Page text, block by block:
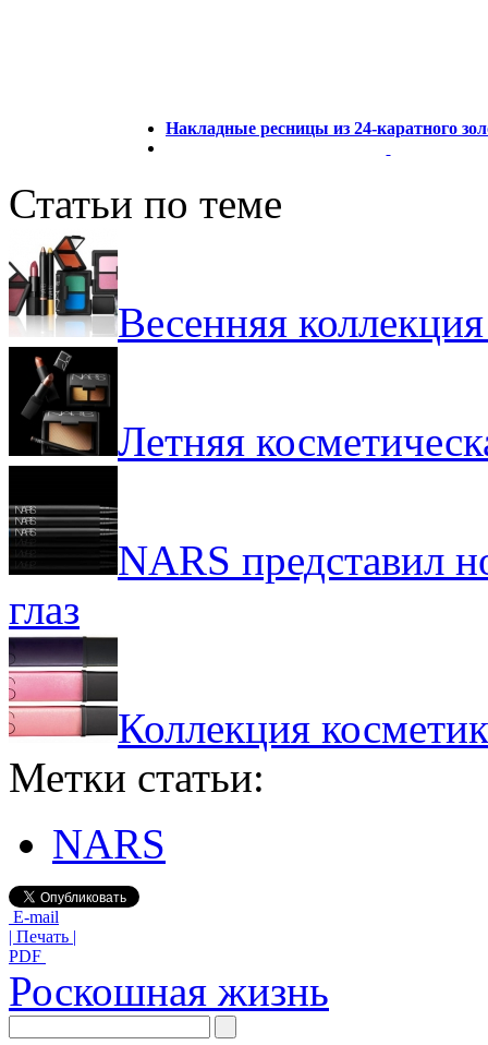
Накладные ресницы из 24-каратного
Статьи по теме
Весенняя
Летняя
NARS представил
глаз
Коллекция
Метки статьи:
NARS
E-mail
| Печать |
PDF
Роскошная жизнь